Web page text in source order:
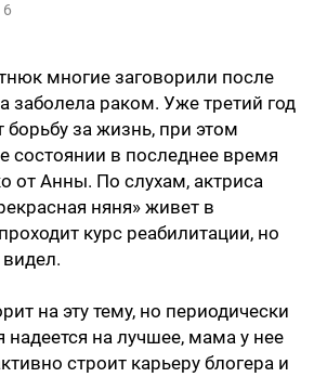
6
многие заговорили после
заболела раком. Уже третий год
борьбу за жизнь, при этом
состоянии в последнее время
от Анны. По слухам, актриса
няня» живет в
курс реабилитации, но
видел.
на эту тему, но периодически
надеется на лучшее, мама у нее
строит карьеру блогера и